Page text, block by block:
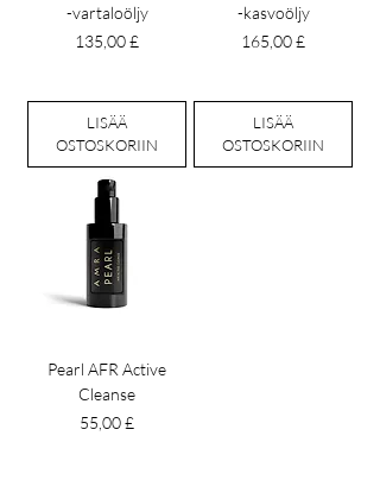
-vartaloöljy
Hinta
135,00 £
LISÄÄ
OSTOSKORIIN
-kasvoöljy
Hinta
165,00 £
LISÄÄ
OSTOSKORIIN
Pearl AFR Active
Cleanse
Hinta
55,00 £